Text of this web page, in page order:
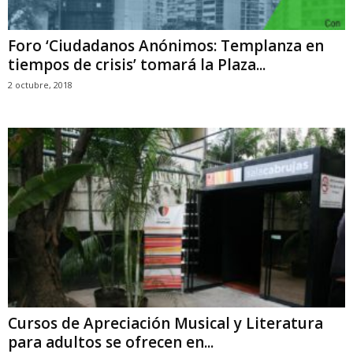
Foro ‘Ciudadanos Anónimos: Templanza en
tiempos de crisis’ tomará la Plaza...
2 octubre, 2018
Cursos de Apreciación Musical y Literatura
para adultos se ofrecen en...